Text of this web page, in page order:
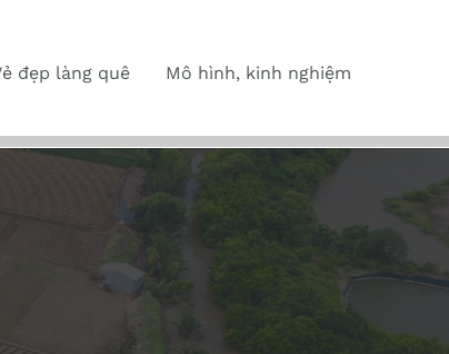
đẹp làng quê Mô hình, kinh nghiệm